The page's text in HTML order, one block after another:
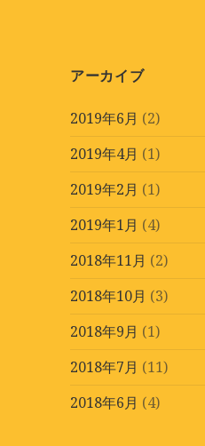
アーカイブ
2019年6月 (2)
2019年4月 (1)
2019年2月 (1)
2019年1月 (4)
2018年11月 (2)
2018年10月 (3)
2018年9月 (1)
2018年7月 (11)
2018年6月 (4)